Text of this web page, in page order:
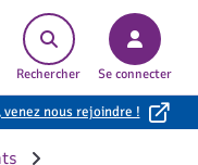
Rechercher Se connecter
nous rejoindre !